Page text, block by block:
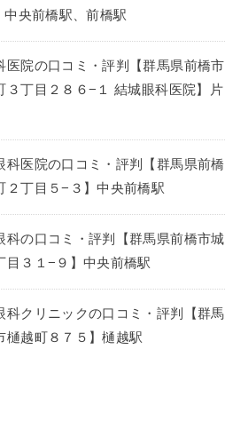
中央前橋駅、前橋駅
医院の口コミ・評判【群馬県前橋市
３丁目２８６−１ 結城眼科医院】片
科医院の口コミ・評判【群馬県前橋
２丁目５−３】中央前橋駅
科の口コミ・評判【群馬県前橋市城
目３１−９】中央前橋駅
科クリニックの口コミ・評判【群馬
樋越町８７５】樋越駅